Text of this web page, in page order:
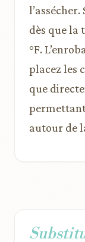
dès que la
°F.
placez les
que
autour de